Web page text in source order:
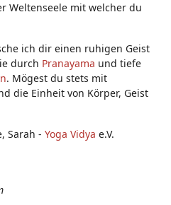
Weltenseele mit welcher du
ich dir einen ruhigen Geist
durch Pranayama und tiefe
. Mögest du stets mit
die Einheit von Körper, Geist
Sarah - Yoga Vidya e.V.